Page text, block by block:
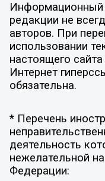
Информационный
редакции не
авторов. При
использовании
настоящего
Интернет
обязательна.
* Перечень
деятельность
нежелательной
Федерации: